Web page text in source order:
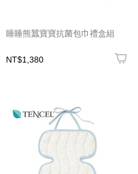
睡睡熊蠶寶寶抗菌包巾禮盒組
NT$1,380